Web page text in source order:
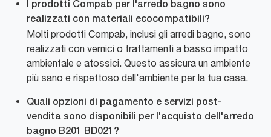
I prodotti Compab per l'arredo bagno sono
realizzati con materiali ecocompatibili?
Molti prodotti Compab, inclusi gli arredi bagno, sono
realizzati con vernici o trattamenti a basso impatto
ambientale e atossici. Questo assicura un ambiente
più sano e rispettoso dell'ambiente per la tua casa.
Quali opzioni di pagamento e servizi post-
vendita sono disponibili per l'acquisto dell'arredo
bagno B201 BD021?